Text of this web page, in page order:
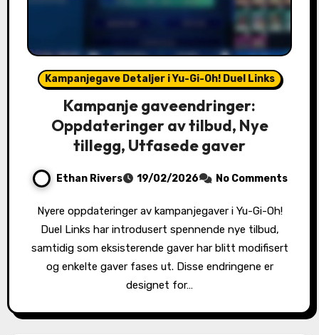
Kampanjegave Detaljer i Yu-Gi-Oh! Duel Links
Kampanje gaveendringer:
Oppdateringer av tilbud, Nye
tillegg, Utfasede gaver
Ethan Rivers 19/02/2026 No Comments
Nyere oppdateringer av kampanjegaver i Yu-Gi-Oh!
Duel Links har introdusert spennende nye tilbud,
samtidig som eksisterende gaver har blitt modifisert
og enkelte gaver fases ut. Disse endringene er
designet for…